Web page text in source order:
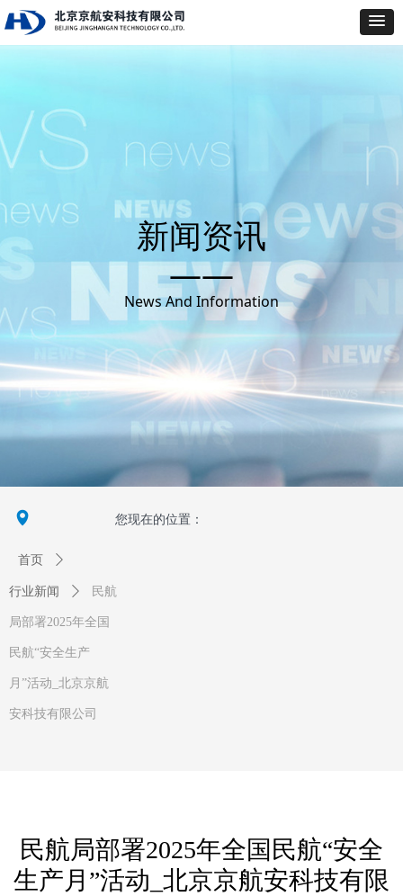
넹 您现在的位置：
首页 ꄲ
行业新闻 ꄲ 民航
局部署2025年全国
民航“安全生产
月”活动_北京京航
安科技有限公司
民航局部署2025年全国民航“安全
生产月”活动_北京京航安科技有限
新闻资讯
——
News And Information